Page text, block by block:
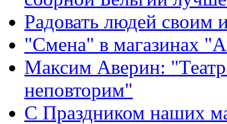
Радовать людей своим
"Смена" в магазинах
Максим Аверин:
неповторим"
С Праздником наших